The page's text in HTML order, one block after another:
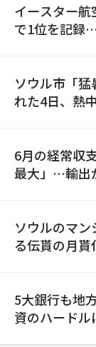
イースター
で1位を記録
ソウル市「
れた4日、熱
6月の経常収
最大」…輸出
ソウルのマン
る伝貰の月
5大銀行も地
資のハードル